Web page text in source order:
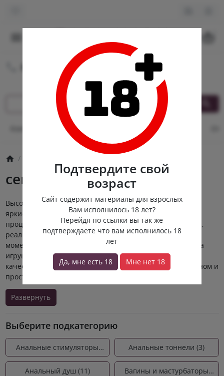
Подтвердите свой
возраст
Сайт содержит материалы для взрослых
Вам исполнилось 18 лет?
Перейдя по ссылки вы так же
подтверждаете что вам исполнилось 18
лет
Да, мне есть 18 Мне нет 18
8 (980) 222-88-55
Круглосуточная доставка
Оплата и доставка Кэшбек
секс-игрушки
Высококачественные и стильные секс-игрушки подарят
яркие эмоции и большое удовольствие от интимного
процесса. Они позволяют разнообразить ролевые игры,
реализовать самые смелые фантазии и наслаждаться
моментом интимной близости. В процессе производства
игрушек используются материалы только высокого
качества, которые дополнены привлекательным дизайном и
простотой использования.
Развернуть
Выберите подкатегорию
Анальные стимуляторы
(211)
Анальные тоннели (3)
Анальный душ (11)
Вагины и мастурбаторы